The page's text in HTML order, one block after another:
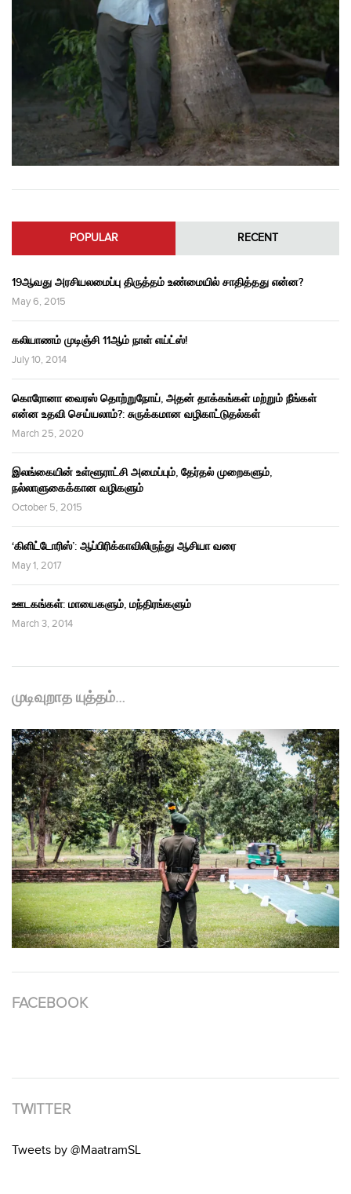
POPULAR RECENT
19ஆவது அரசியலமைப்பு திருத்தம் உண்மையில் சாதித்தது என்ன?
May 6, 2015
கலியாணம் முடிஞ்சி 11ஆம் நாள் எய்ட்ஸ்!
July 10, 2014
கொரோனா வைரஸ் தொற்றுநோய், அதன் தாக்கங்கள் மற்றும் நீங்கள்
என்ன உதவி செய்யலாம்?: சுருக்கமான வழிகாட்டுதல்கள்
March 25, 2020
இலங்கையின் உள்ளூராட்சி அமைப்பும், தேர்தல் முறைகளும்,
நல்லாளுகைக்கான வழிகளும்
October 5, 2015
‘கிளிட்டோரிஸ்’: ஆப்பிரிக்காவிலிருந்து ஆசியா வரை
May 1, 2017
ஊடகங்கள்: மாயைகளும், மந்திரங்களும்
March 3, 2014
முடிவுறாத யுத்தம்…
FACEBOOK
TWITTER
Tweets by @MaatramSL